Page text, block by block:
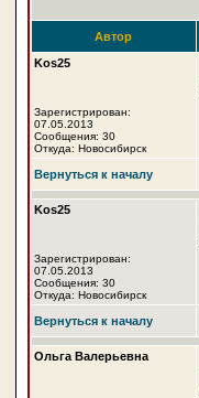
Автор
Kos25
Зарегистрирован:
07.05.2013
Сообщения: 30
Откуда: Новосибирск
Вернуться к началу
Kos25
Зарегистрирован:
07.05.2013
Сообщения: 30
Откуда: Новосибирск
Вернуться к началу
Ольга Валерьевна